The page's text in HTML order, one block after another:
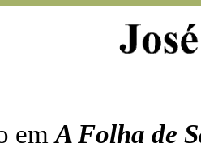
emA Folha de